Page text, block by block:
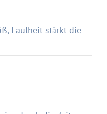
Faulheit stärkt die